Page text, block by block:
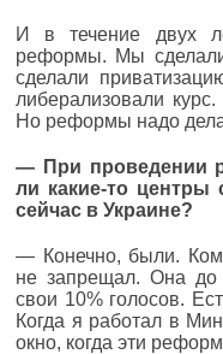
И в течение двух
реформы. Мы сделали
сделали
либерализовали
Но реформы надо
— При проведении
ли какие-то центры
сейчас в Украине?
— Конечно, были.
не запрещал. Она до
свои 10% голосов.
Когда я работал в
окно, когда эти